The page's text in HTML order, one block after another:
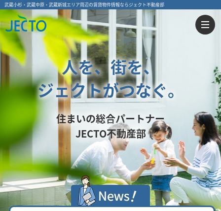
武蔵小杉・武蔵中原・武蔵新城エリア周辺の賃貸物件情報ならジェクト不動産部
人を、街を、
ジェクトがつなぐ。
住まいの総合パートナー
JECTO不動産部